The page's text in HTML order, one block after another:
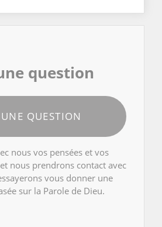
question
QUESTION
nous vos pensées et vos
nous prendrons contact avec
vous donner une
sur la Parole de Dieu.